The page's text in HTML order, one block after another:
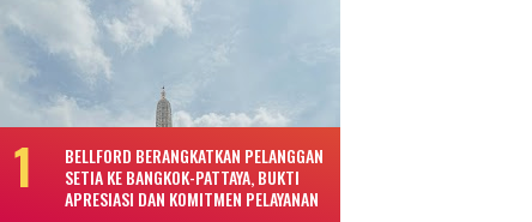
BELLFORD BERANGKATKAN PELANGGAN
SETIA KE BANGKOK-PATTAYA, BUKTI
APRESIASI DAN KOMITMEN PELAYANAN